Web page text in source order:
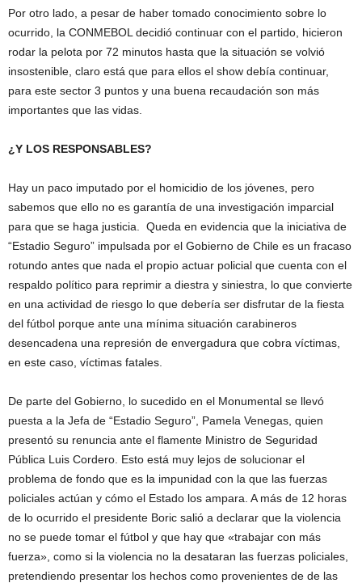
Por otro lado, a pesar de haber tomado conocimiento sobre lo
ocurrido, la CONMEBOL decidió continuar con el partido, hicieron
rodar la pelota por 72 minutos hasta que la situación se volvió
insostenible, claro está que para ellos el show debía continuar,
para este sector 3 puntos y una buena recaudación son más
importantes que las vidas.
¿Y LOS RESPONSABLES?
Hay un paco imputado por el homicidio de los jóvenes, pero
sabemos que ello no es garantía de una investigación imparcial
para que se haga justicia. Queda en evidencia que la iniciativa de
“Estadio Seguro” impulsada por el Gobierno de Chile es un fracaso
rotundo antes que nada el propio actuar policial que cuenta con el
respaldo político para reprimir a diestra y siniestra, lo que convierte
en una actividad de riesgo lo que debería ser disfrutar de la fiesta
del fútbol porque ante una mínima situación carabineros
desencadena una represión de envergadura que cobra víctimas,
en este caso, víctimas fatales.
De parte del Gobierno, lo sucedido en el Monumental se llevó
puesta a la Jefa de “Estadio Seguro”, Pamela Venegas, quien
presentó su renuncia ante el flamente Ministro de Seguridad
Pública Luis Cordero. Esto está muy lejos de solucionar el
problema de fondo que es la impunidad con la que las fuerzas
policiales actúan y cómo el Estado los ampara. A más de 12 horas
de lo ocurrido el presidente Boric salió a declarar que la violencia
no se puede tomar el fútbol y que hay que «trabajar con más
fuerza», como si la violencia no la desataran las fuerzas policiales,
pretendiendo presentar los hechos como provenientes de de las